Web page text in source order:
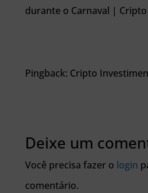
durante o Carnaval |
Pingback: Cripto
Deixe um
Você precisa fazer o login
comentário.